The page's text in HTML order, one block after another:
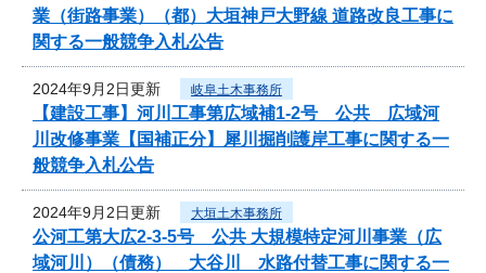
業（街路事業）（都）大垣神戸大野線 道路改良工事に
関する一般競争入札公告
2024年9月2日更新 岐阜土木事務所
【建設工事】河川工事第広域補1-2号 公共 広域河
川改修事業【国補正分】犀川掘削護岸工事に関する一
般競争入札公告
2024年9月2日更新 大垣土木事務所
公河工第大広2-3-5号 公共 大規模特定河川事業（広
域河川）（債務） 大谷川 水路付替工事に関する一